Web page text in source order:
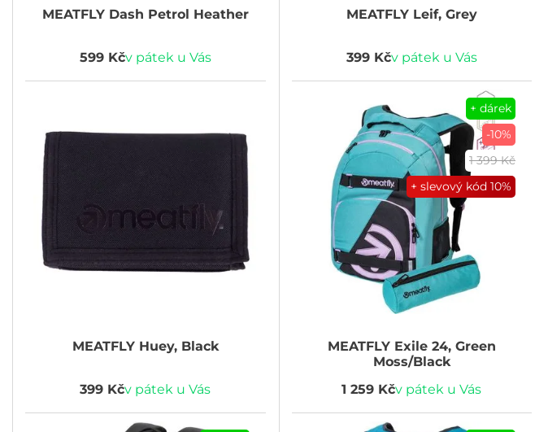
MEATFLYDash Petrol Heather
599 Kčv pátek u Vás
MEATFLYLeif, Grey
399 Kčv pátek u Vás
MEATFLYHuey, Black
399 Kčv pátek u Vás
+ dárek
-10%
1 399 Kč
+ slevový kód 10%
MEATFLYExile 24, Green
Moss/Black
1 259 Kčv pátek u Vás